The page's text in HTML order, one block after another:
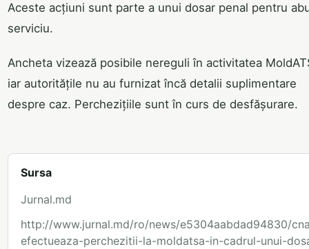
Aceste acțiuni sunt parte a unui dosar penal pentru
serviciu.
Ancheta vizează posibile nereguli în activitatea
iar autoritățile nu au furnizat încă detalii suplimentare
despre caz. Perchezițiile sunt în curs de desfășurare.
Sursa
Jurnal.md
http://www.jurnal.md/ro/news/e5304aabdad94830/
efectueaza-perchezitii-la-moldatsa-in-cadrul-unui-